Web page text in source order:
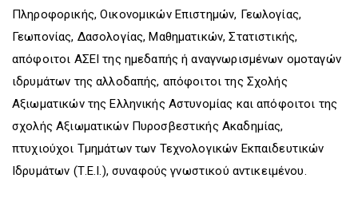
Πληροφορικής, Οικονομικών Επιστημών, Γεωλογίας,
Γεωπονίας, Δασολογίας, Μαθηματικών, Στατιστικής,
απόφοιτοι ΑΣΕΙ της ημεδαπής ή αναγνωρισμένων ομοταγών
ιδρυμάτων της αλλοδαπής, απόφοιτοι της Σχολής
Αξιωματικών της Ελληνικής Αστυνομίας και απόφοιτοι της
σχολής Αξιωματικών Πυροσβεστικής Ακαδημίας,
πτυχιούχοι Τμημάτων των Τεχνολογικών Εκπαιδευτικών
Ιδρυμάτων (Τ.Ε.Ι.), συναφούς γνωστικού αντικειμένου.